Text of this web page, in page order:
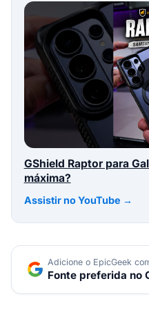
GShield Raptor para
máxima?
Assistir no YouTube →
Adicione o EpicGeek
Fonte preferida no